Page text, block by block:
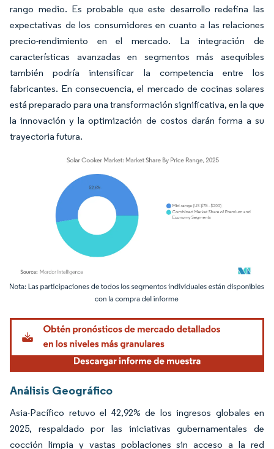
rango medio. Es probable que este desarrollo redefina las
expectativas de los consumidores en cuanto a las relaciones
precio-rendimiento en el mercado. La integración de
características avanzadas en segmentos más asequibles
también podría intensificar la competencia entre los
fabricantes. En consecuencia, el mercado de cocinas solares
está preparado para una transformación significativa, en la que
la innovación y la optimización de costos darán forma a su
trayectoria futura.
Imagen © Mordor Intelligence. El uso requiere atribución según CC BY 4.0.
Análisis Geográfico
Asia-Pacífico retuvo el 42,92% de los ingresos globales en
2025, respaldado por las iniciativas gubernamentales de
cocción limpia y vastas poblaciones sin acceso a la red